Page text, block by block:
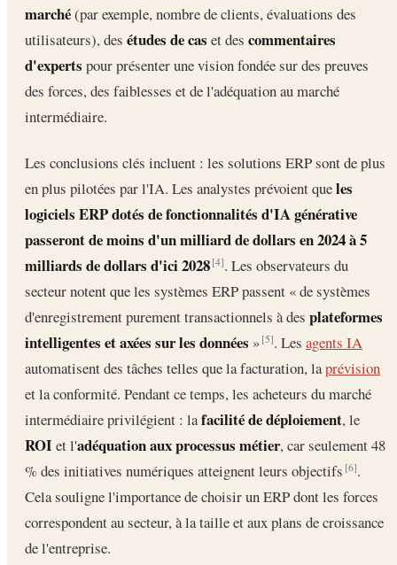
marché(par exemple, nombre de clients, évaluations des
utilisateurs), des études de cas et des commentaires
d'experts pour présenter une vision fondée sur des preuves
des forces, des faiblesses et de l'adéquation au marché
intermédiaire.
Les conclusions clés incluent : les solutions ERP sont de plus
en plus pilotées par l'IA. Les analystes prévoient queles
logiciels ERP dotés de fonctionnalités d'IA générative
passeront de moins d'un milliard de dollars en 2024 à 5
milliards de dollars d'ici 2028 [4]. Les observateurs du
secteur notent que les systèmes ERP passent « de systèmes
d'enregistrement purement transactionnels à des plateformes
intelligentes et axées sur les données »[5]. Les agents IA
automatisent des tâches telles que la facturation, laprévision
et la conformité. Pendant ce temps, les acheteurs du marché
intermédiaire privilégient : lafacilité de déploiement, le
ROI et l'adéquation aux processus métier, car seulement 48
% des initiatives numériques atteignent leurs objectifs[6].
Cela souligne l'importance de choisir un ERP dont les forces
correspondent au secteur, à la taille et aux plans de croissance
de l'entreprise.